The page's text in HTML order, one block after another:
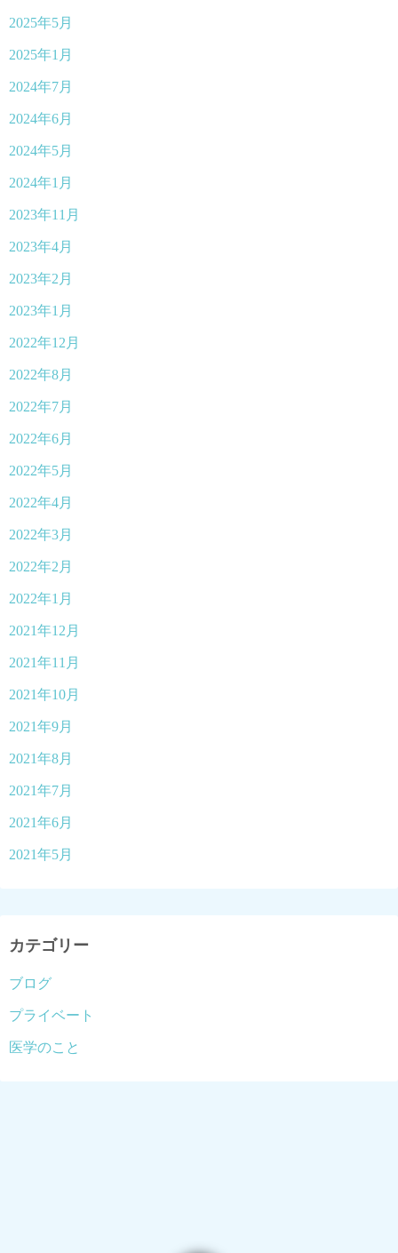
2025年5月
2025年1月
2024年7月
2024年6月
2024年5月
2024年1月
2023年11月
2023年4月
2023年2月
2023年1月
2022年12月
2022年8月
2022年7月
2022年6月
2022年5月
2022年4月
2022年3月
2022年2月
2022年1月
2021年12月
2021年11月
2021年10月
2021年9月
2021年8月
2021年7月
2021年6月
2021年5月
カテゴリー
ブログ
プライベート
医学のこと